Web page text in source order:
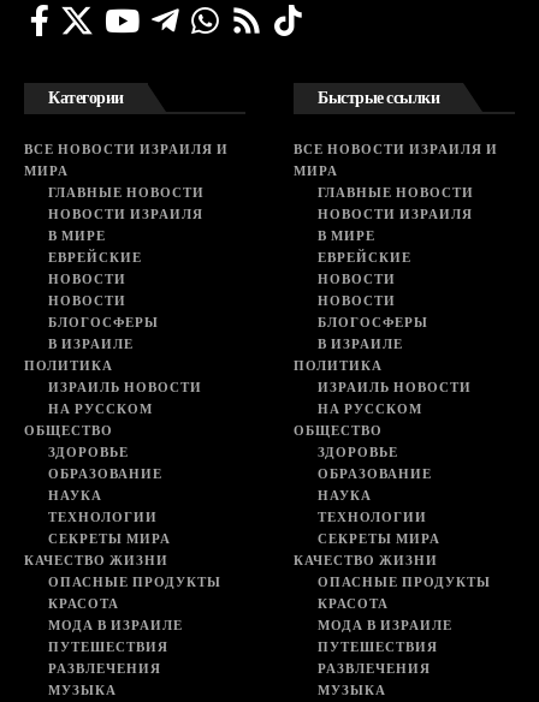
Категории
ВСЕ НОВОСТИ ИЗРАИЛЯ И
МИРА
ГЛАВНЫЕ НОВОСТИ
НОВОСТИ ИЗРАИЛЯ
В МИРЕ
ЕВРЕЙСКИЕ
НОВОСТИ
НОВОСТИ
БЛОГОСФЕРЫ
В ИЗРАИЛЕ
ПОЛИТИКА
ИЗРАИЛЬ НОВОСТИ
НА РУССКОМ
ОБЩЕСТВО
ЗДОРОВЬЕ
ОБРАЗОВАНИЕ
НАУКА
ТЕХНОЛОГИИ
СЕКРЕТЫ МИРА
КАЧЕСТВО ЖИЗНИ
ОПАСНЫЕ ПРОДУКТЫ
КРАСОТА
МОДА В ИЗРАИЛЕ
ПУТЕШЕСТВИЯ
РАЗВЛЕЧЕНИЯ
МУЗЫКА
Быстрые ссылки
ВСЕ НОВОСТИ ИЗРАИЛЯ И
МИРА
ГЛАВНЫЕ НОВОСТИ
НОВОСТИ ИЗРАИЛЯ
В МИРЕ
ЕВРЕЙСКИЕ
НОВОСТИ
НОВОСТИ
БЛОГОСФЕРЫ
В ИЗРАИЛЕ
ПОЛИТИКА
ИЗРАИЛЬ НОВОСТИ
НА РУССКОМ
ОБЩЕСТВО
ЗДОРОВЬЕ
ОБРАЗОВАНИЕ
НАУКА
ТЕХНОЛОГИИ
СЕКРЕТЫ МИРА
КАЧЕСТВО ЖИЗНИ
ОПАСНЫЕ ПРОДУКТЫ
КРАСОТА
МОДА В ИЗРАИЛЕ
ПУТЕШЕСТВИЯ
РАЗВЛЕЧЕНИЯ
МУЗЫКА